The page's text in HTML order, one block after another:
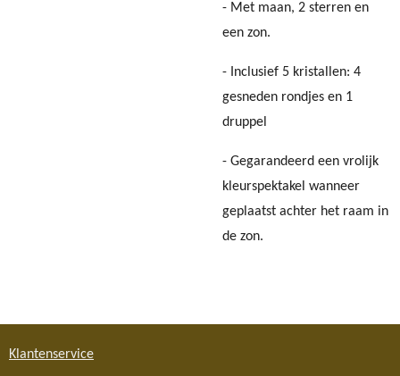
- Met maan, 2 sterren en
een zon.
- Inclusief 5 kristallen: 4
gesneden rondjes en 1
druppel
- Gegarandeerd een vrolijk
kleurspektakel wanneer
geplaatst achter het raam in
de zon.
Klantenservice